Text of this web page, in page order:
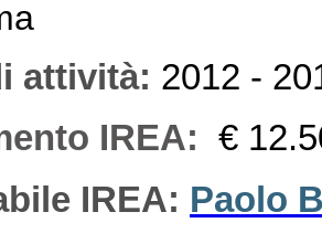
attività: 2012 -
IREA: €
IREA: Paolo